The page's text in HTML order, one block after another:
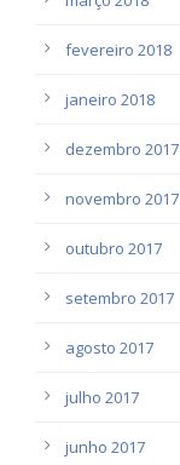
fevereiro 2018
janeiro 2018
dezembro 2017
novembro 2017
outubro 2017
setembro 2017
agosto 2017
julho 2017
junho 2017